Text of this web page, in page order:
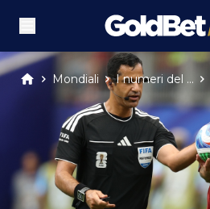
Mondiali I numeri del ...